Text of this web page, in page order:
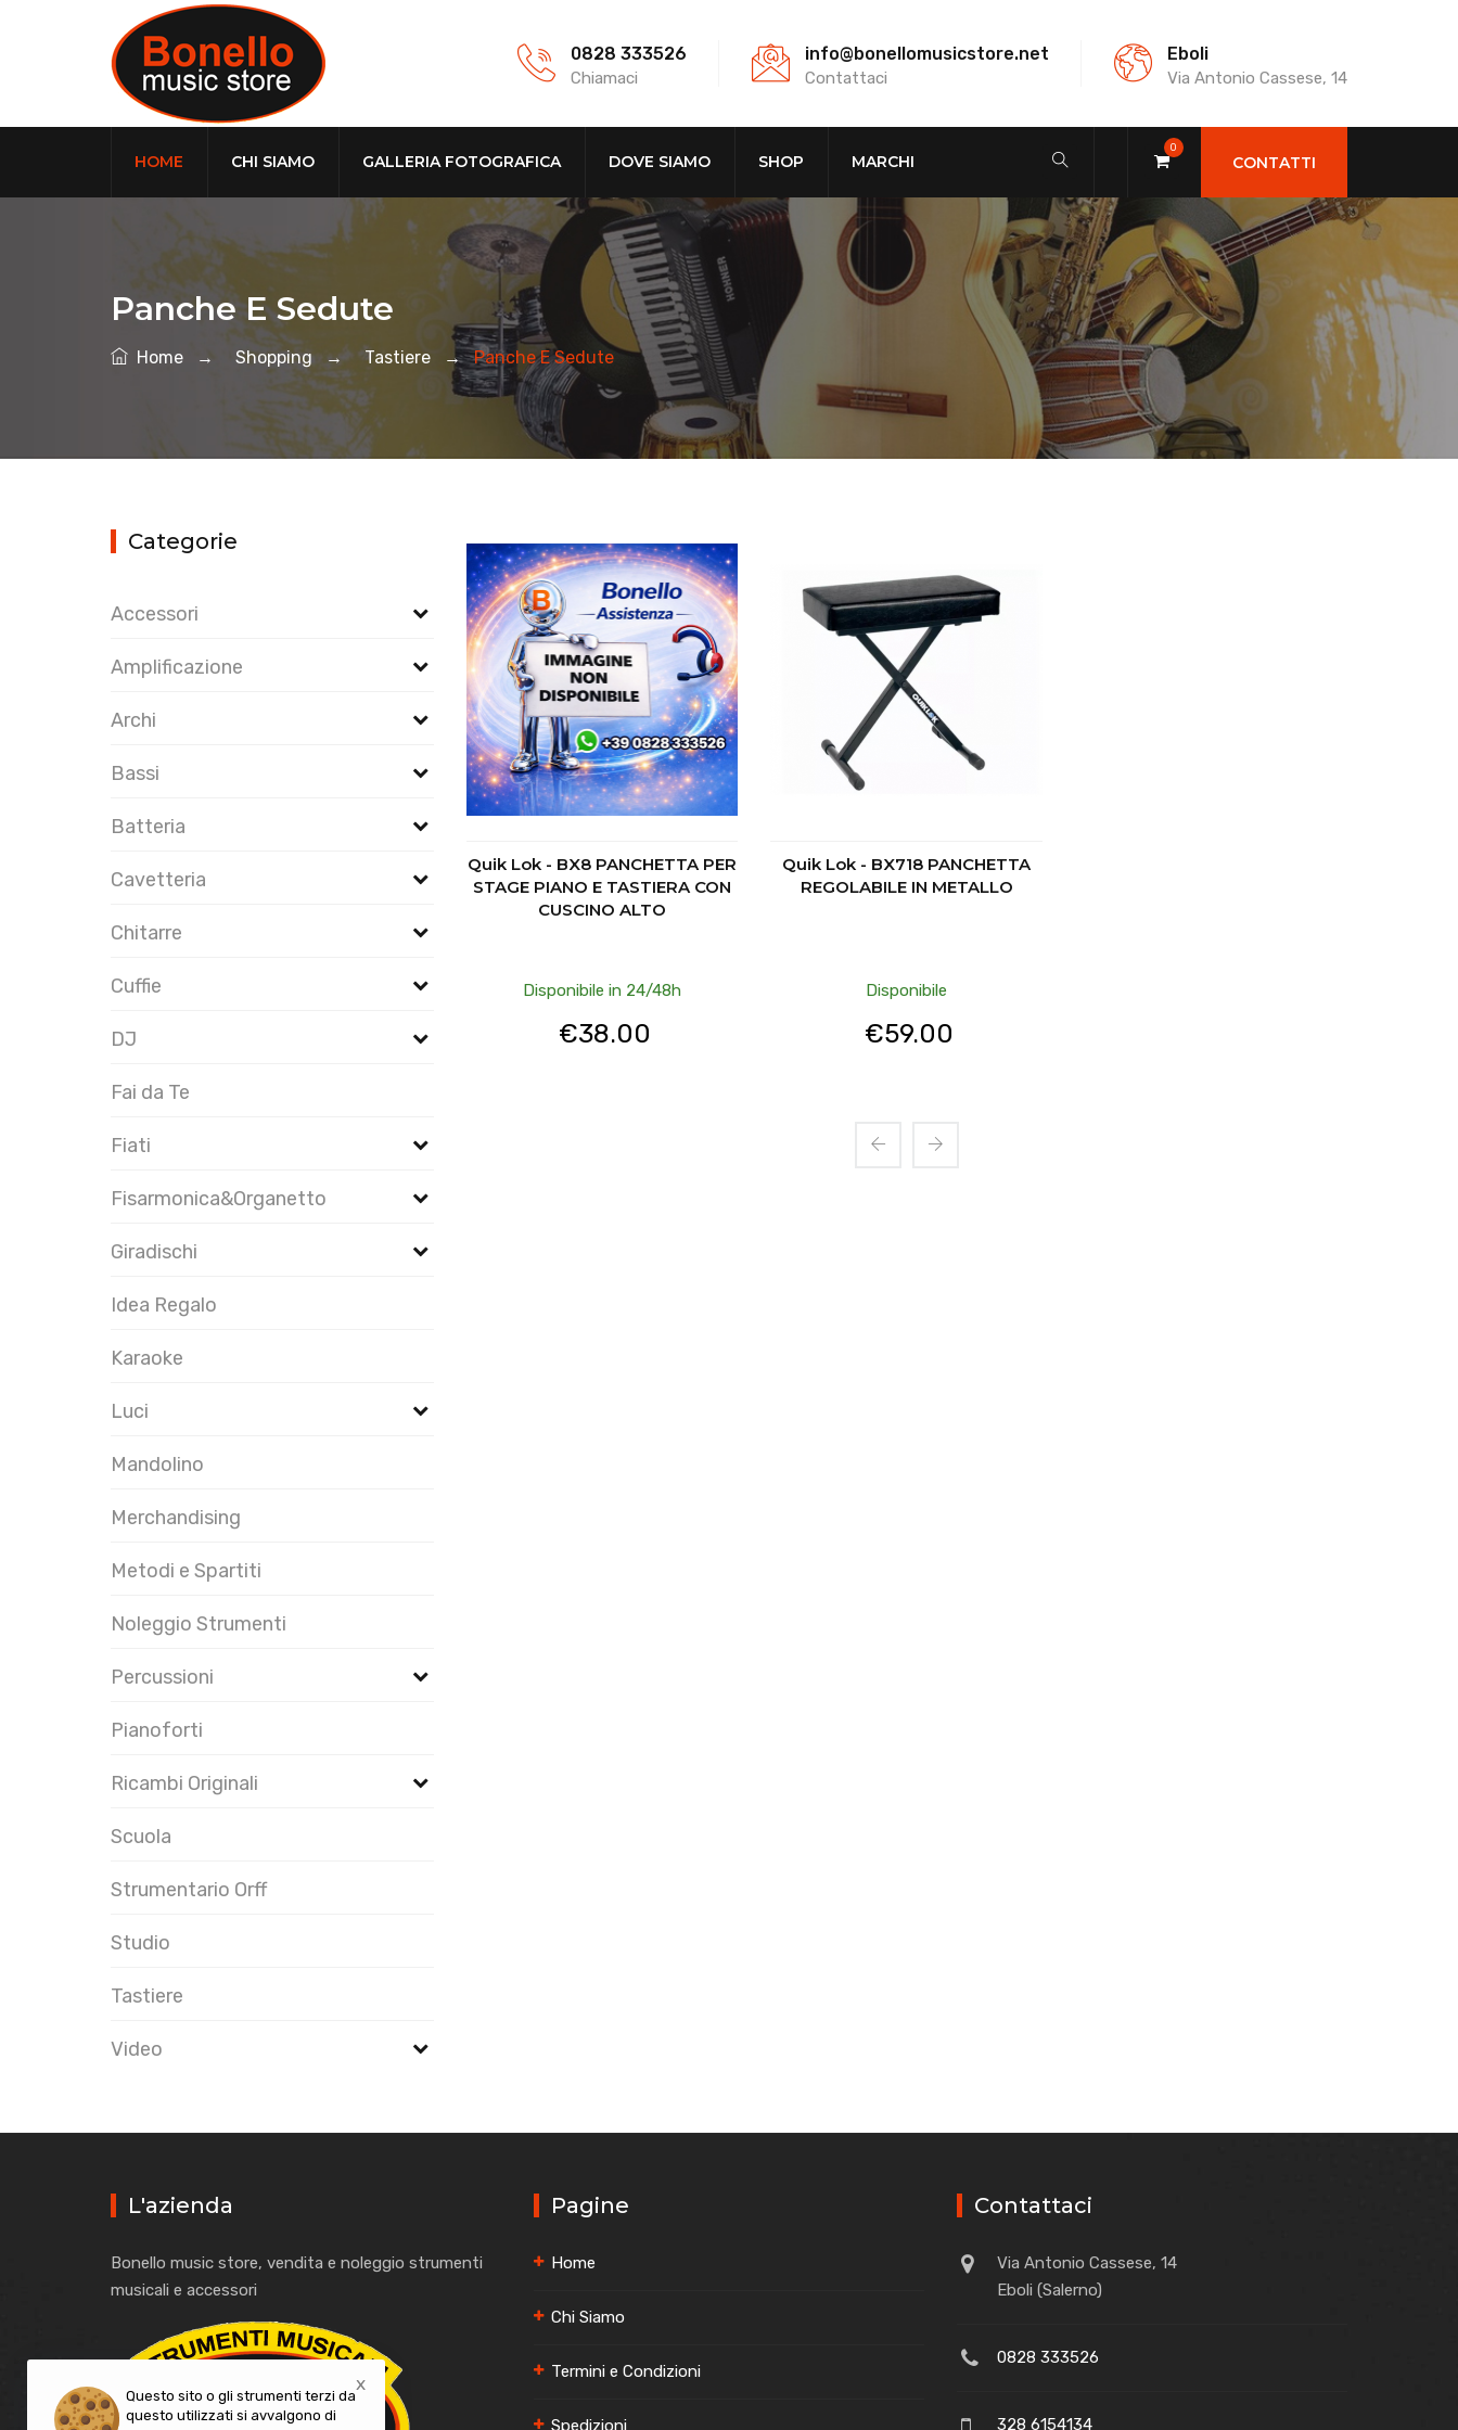
0828 333526
Chiamaci
info@bonellomusicstore.net
Contattaci
Eboli
Via Antonio Cassese, 14
CONTATTI
0
HOME CHI SIAMO GALLERIA FOTOGRAFICA DOVE SIAMO SHOP MARCHI
Panche E Sedute
Home → Shopping → Tastiere → Panche E Sedute
Categorie
Accessori
Amplificazione
Archi
Bassi
Batteria
Cavetteria
Chitarre
Cuffie
DJ
Fai da Te
Fiati
Fisarmonica&Organetto
Giradischi
Idea Regalo
Karaoke
Luci
Mandolino
Merchandising
Metodi e Spartiti
Noleggio Strumenti
Percussioni
Pianoforti
Ricambi Originali
Scuola
Strumentario Orff
Studio
Tastiere
Video
Quik Lok - BX8 PANCHETTA PER
STAGE PIANO E TASTIERA CON
CUSCINO ALTO
Disponibile in 24/48h
€38.00
Quik Lok - BX718 PANCHETTA
REGOLABILE IN METALLO
Disponibile
€59.00
L'azienda
Bonello music store, vendita e noleggio strumenti
musicali e accessori
Pagine
Home
Chi Siamo
Termini e Condizioni
Spedizioni
Contattaci
Via Antonio Cassese, 14
Eboli (Salerno)
0828 333526
328 6154134
Questo sito o gli strumenti terzi da
questo utilizzati si avvalgono di
x